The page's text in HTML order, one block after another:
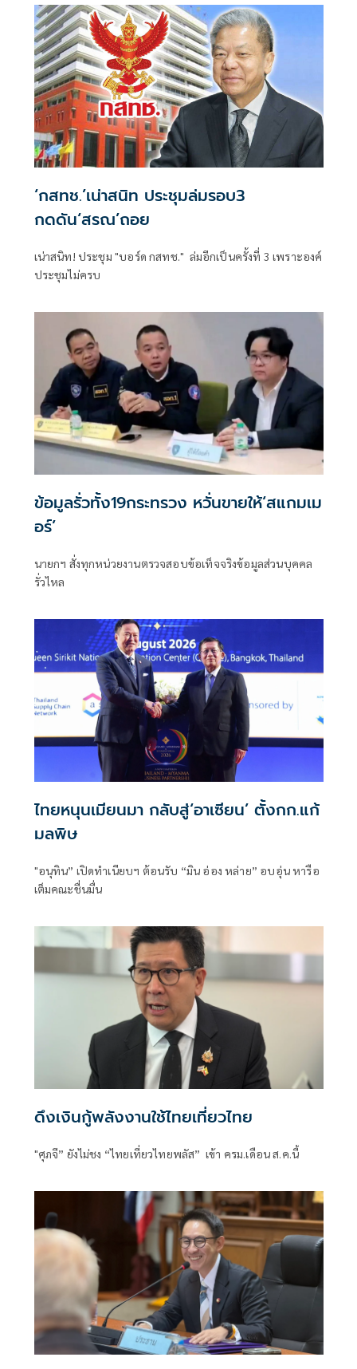
‘กสทช.’เน่าสนิท ประชุมล่มรอบ3
กดดัน‘สรณ’ถอย
เน่าสนิท! ประชุม "บอร์ด กสทช." ล่มอีกเป็นครั้งที่ 3 เพราะองค์
ประชุมไม่ครบ
ข้อมูลรั่วทั้ง19กระทรวง หวั่นขายให้‘สแกมเม
อร์’
นายกฯ สั่งทุกหน่วยงานตรวจสอบข้อเท็จจริงข้อมูลส่วนบุคคล
รั่วไหล
ไทยหนุนเมียนมา กลับสู่‘อาเซียน’ ตั้งกก.แก้
มลพิษ
"อนุทิน” เปิดทำเนียบฯ ต้อนรับ “มิน อ่อง หล่าย” อบอุ่น หารือ
เต็มคณะชื่นมื่น
ดึงเงินกู้พลังงานใช้ไทยเที่ยวไทย
"ศุภจี” ยังไม่ชง “ไทยเที่ยวไทยพลัส” เข้า ครม.เดือน ส.ค.นี้